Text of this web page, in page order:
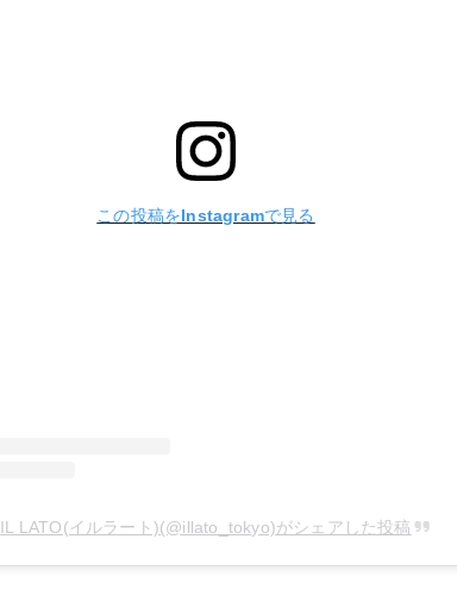
この投稿をInstagramで見る
IL LATO(イルラート)(@illato_tokyo)がシェアした投稿